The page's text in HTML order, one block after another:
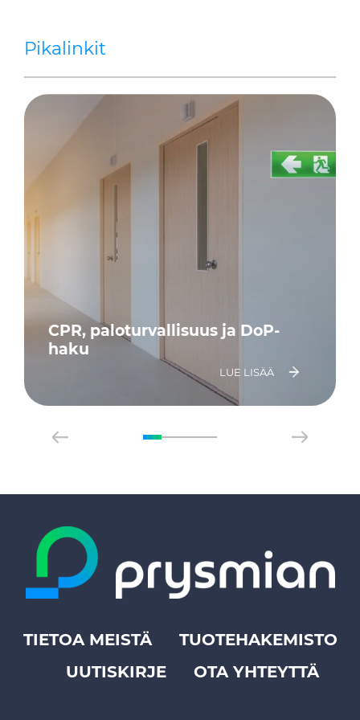
Pikalinkit
CPR, paloturvallisuus ja DoP-
haku
LUE LISÄÄ
Footer
TIETOA MEISTÄ
TUOTEHAKEMISTO
UUTISKIRJE
OTA YHTEYTTÄ